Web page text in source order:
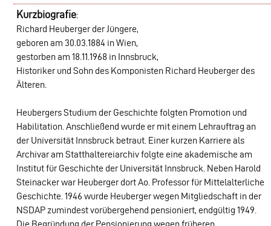
Kurzbiografie:
Richard Heuberger der Jüngere,
geboren am 30.03.1884 in Wien,
gestorben am 18.11.1968 in Innsbruck,
Historiker und Sohn des Komponisten Richard Heuberger des
Älteren.
Heubergers Studium der Geschichte folgten Promotion und
Habilitation. Anschließend wurde er mit einem Lehrauftrag an
der Universität Innsbruck betraut. Einer kurzen Karriere als
Archivar am Statthaltereiarchiv folgte eine akademische am
Institut für Geschichte der Universität Innsbruck. Neben Harold
Steinacker war Heuberger dort Ao. Professor für Mittelalterliche
Geschichte. 1946 wurde Heuberger wegen Mitgliedschaft in der
NSDAP zumindest vorübergehend pensioniert, endgültig 1949.
Die Begründung der Pensionierung wegen früheren